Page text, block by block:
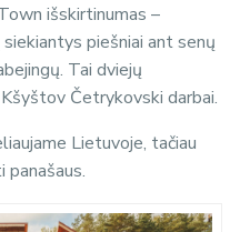
išskirtinumas –
piešniai ant senų
Tai dviejų
Četrykovski darbai.
Lietuvoje, tačiau